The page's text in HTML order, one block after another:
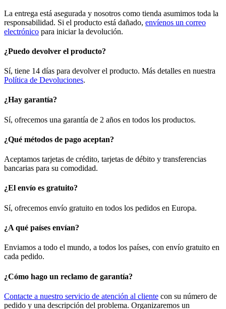
La entrega está asegurada y nosotros como tienda asumimos toda la
responsabilidad. Si el producto está dañado, envíenos un correo
electrónico para iniciar la devolución.
¿Puedo devolver el producto?
Sí, tiene 14 días para devolver el producto. Más detalles en nuestra
Política de Devoluciones.
¿Hay garantía?
Sí, ofrecemos una garantía de 2 años en todos los productos.
¿Qué métodos de pago aceptan?
Aceptamos tarjetas de crédito, tarjetas de débito y transferencias
bancarias para su comodidad.
¿El envío es gratuito?
Sí, ofrecemos envío gratuito en todos los pedidos en Europa.
¿A qué países envían?
Enviamos a todo el mundo, a todos los países, con envío gratuito en
cada pedido.
¿Cómo hago un reclamo de garantía?
Contacte a nuestro servicio de atención al cliente con su número de
pedido y una descripción del problema. Organizaremos un